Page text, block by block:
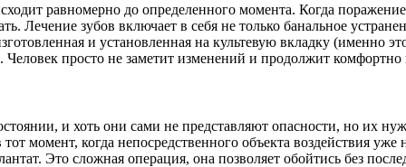
равномерно до определенного момента. Когда
Лечение зубов включает в себя не только банальное
и установленная на культевую вкладку (именно
Человек просто не заметит изменений и продолжит
и хоть они сами не представляют опасности, но их
момент, когда непосредственного объекта воздействия
Это сложная операция, она позволяет обойтись без